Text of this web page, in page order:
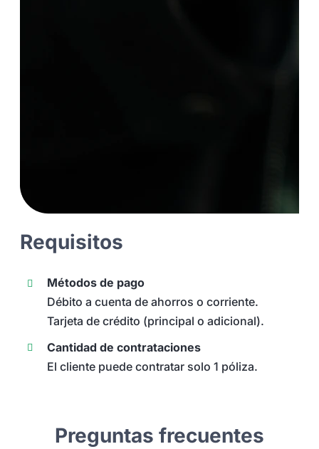
Requisitos
Métodos de pago
Débito a cuenta de ahorros o corriente.
Tarjeta de crédito (principal o adicional).
Cantidad de contrataciones
El cliente puede contratar solo 1 póliza.
Preguntas frecuentes